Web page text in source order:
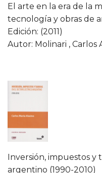
El arte en la era de la
tecnología y obras de
Edición: (2011)
Autor: Molinari , Carlos
Inversión, impuestos y
argentino (1990-2010)